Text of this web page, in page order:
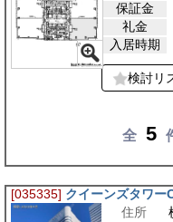
保証金
礼金
入居時期
検討リ
全 5
[035335] クイーンズタワー
住所